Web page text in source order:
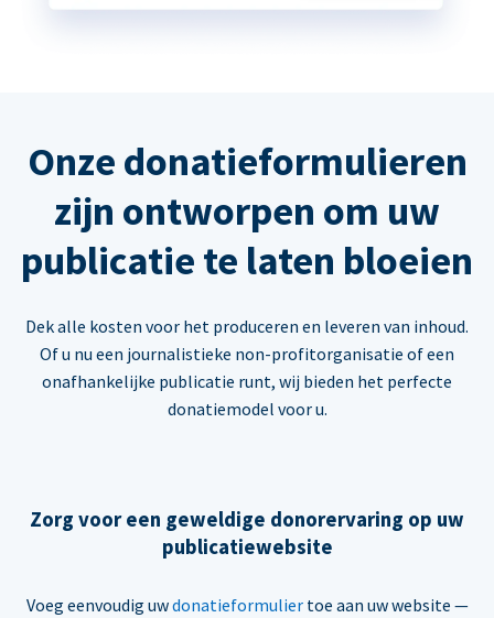
Onze donatieformulieren
zijn ontworpen om uw
publicatie te laten bloeien
Dek alle kosten voor het produceren en leveren van inhoud.
Of u nu een journalistieke non-profitorganisatie of een
onafhankelijke publicatie runt, wij bieden het perfecte
donatiemodel voor u.
Zorg voor een geweldige donorervaring op uw
publicatiewebsite
Voeg eenvoudig uwdonatieformuliertoe aan uw website —